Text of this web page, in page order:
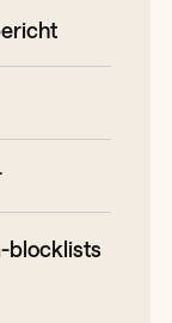
blocklists